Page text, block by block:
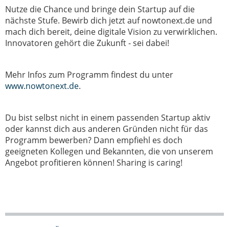
Nutze die Chance und bringe dein Startup auf die
nächste Stufe. Bewirb dich jetzt auf nowtonext.de und
mach dich bereit, deine digitale Vision zu verwirklichen.
Innovatoren gehört die Zukunft - sei dabei!
Mehr Infos zum Programm findest du unter
www.nowtonext.de.
Du bist selbst nicht in einem passenden Startup aktiv
oder kannst dich aus anderen Gründen nicht für das
Programm bewerben? Dann empfiehl es doch
geeigneten Kollegen und Bekannten, die von unserem
Angebot profitieren können! Sharing is caring!